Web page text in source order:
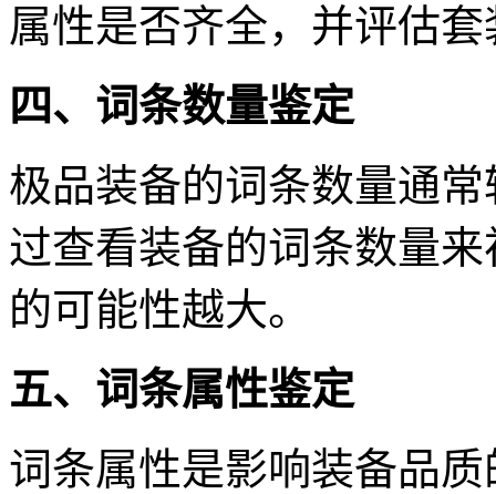
属性是否齐全，并评估
四、词条数量鉴定
极品装备的词条数量通
过查看装备的词条数量
的可能性越大。
五、词条属性鉴定
词条属性是影响装备品